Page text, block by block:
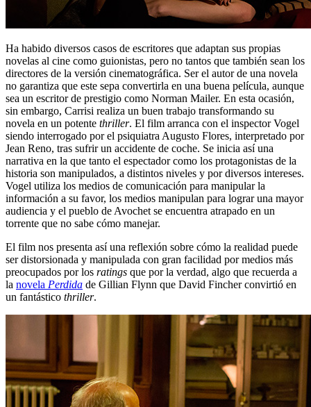
Ha habido diversos casos de escritores que adaptan sus propias
novelas al cine como guionistas, pero no tantos que también sean los
directores de la versión cinematográfica. Ser el autor de una novela
no garantiza que este sepa convertirla en una buena película, aunque
sea un escritor de prestigio como Norman Mailer. En esta ocasión,
sin embargo, Carrisi realiza un buen trabajo transformando su
novela en un potente thriller. El film arranca con el inspector Vogel
siendo interrogado por el psiquiatra Augusto Flores, interpretado por
Jean Reno, tras sufrir un accidente de coche. Se inicia así una
narrativa en la que tanto el espectador como los protagonistas de la
historia son manipulados, a distintos niveles y por diversos intereses.
Vogel utiliza los medios de comunicación para manipular la
información a su favor, los medios manipulan para lograr una mayor
audiencia y el pueblo de Avochet se encuentra atrapado en un
torrente que no sabe cómo manejar.
El film nos presenta así una reflexión sobre cómo la realidad puede
ser distorsionada y manipulada con gran facilidad por medios más
preocupados por los ratings que por la verdad, algo que recuerda a
la novela Perdida de Gillian Flynn que David Fincher convirtió en
un fantástico thriller.